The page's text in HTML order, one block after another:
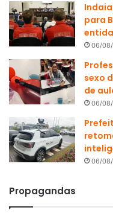
para
06/
sexo
de
06/
06/
Propagandas